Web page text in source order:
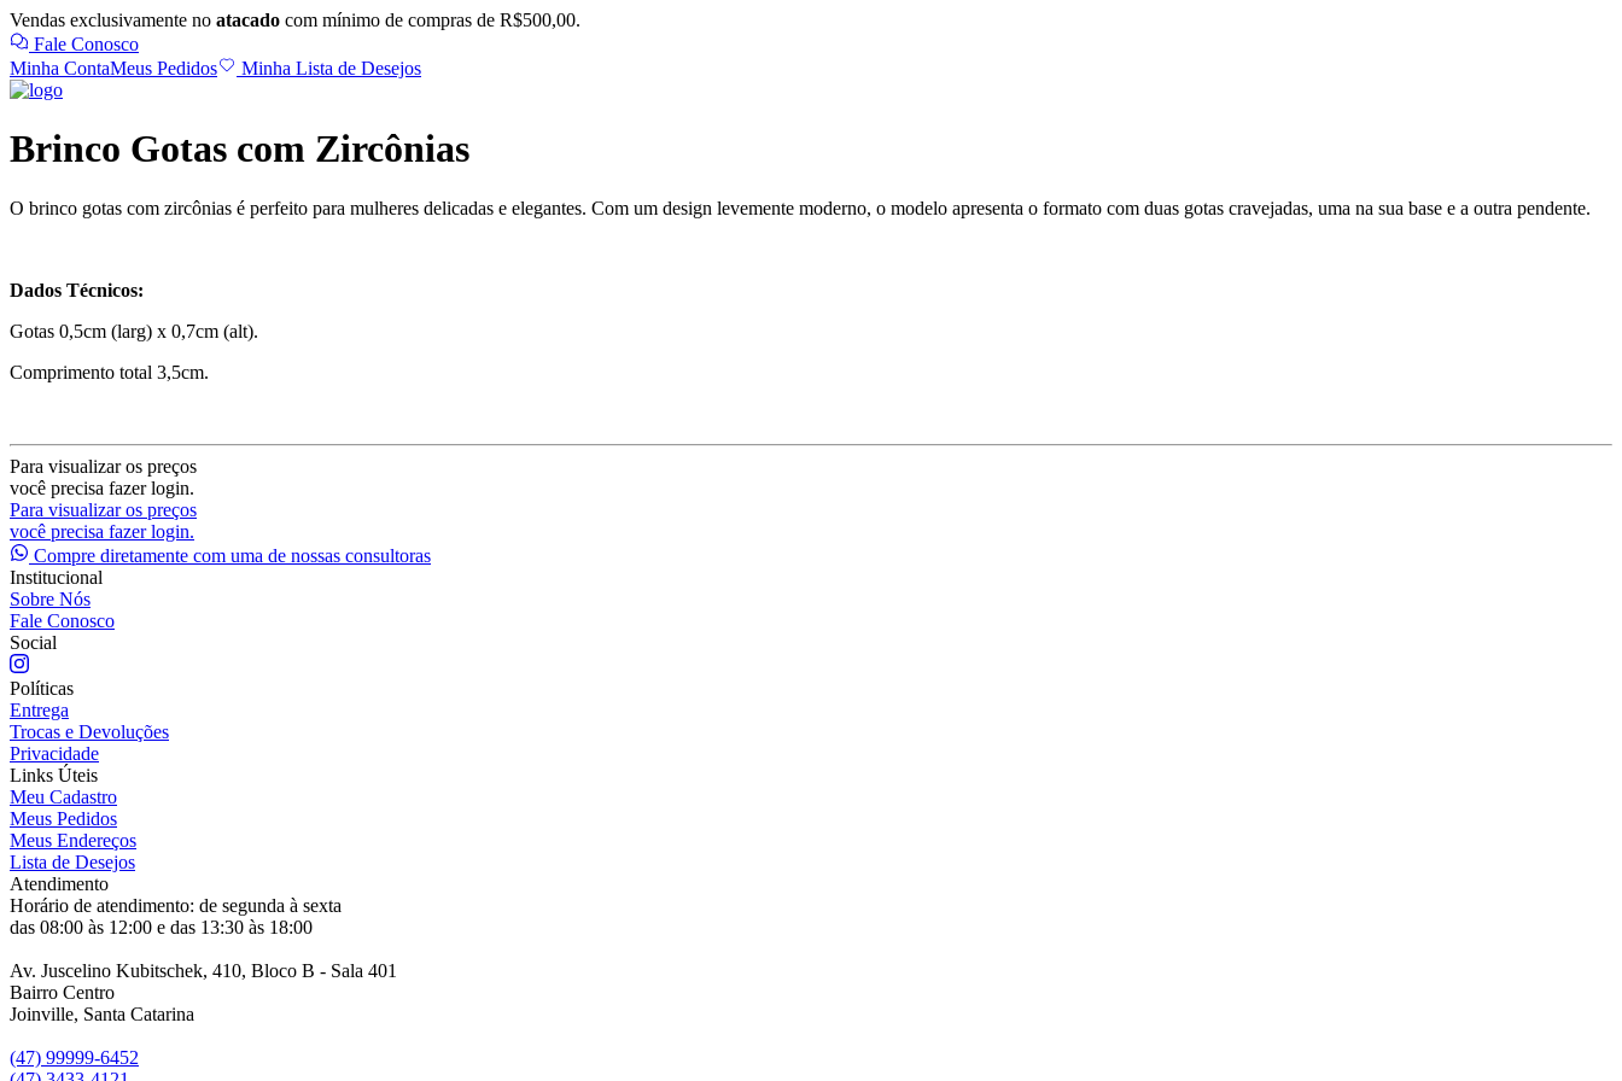
Vendas exclusivamente no atacado com mínimo de compras de R$500,00.
Fale Conosco
Minha ContaMeus Pedidos Minha Lista de Desejos
Brinco Gotas com Zircônias
O brinco gotas com zircônias é perfeito para mulheres delicadas e elegantes. Com um design levemente moderno, o modelo apresenta o formato com duas gotas cravejadas, uma na sua base e a outra pendente.
Dados Técnicos:
Gotas 0,5cm (larg) x 0,7cm (alt).
Comprimento total 3,5cm.
Para visualizar os preços
você precisa fazer login.
Para visualizar os preços
você precisa fazer login.
Compre diretamente com uma de nossas consultoras
Institucional
Sobre Nós
Fale Conosco
Social
Políticas
Entrega
Trocas e Devoluções
Privacidade
Links Úteis
Meu Cadastro
Meus Pedidos
Meus Endereços
Lista de Desejos
Atendimento
Horário de atendimento: de segunda à sexta
das 08:00 às 12:00 e das 13:30 às 18:00
Av. Juscelino Kubitschek, 410, Bloco B - Sala 401
Bairro Centro
Joinville, Santa Catarina
(47) 99999-6452